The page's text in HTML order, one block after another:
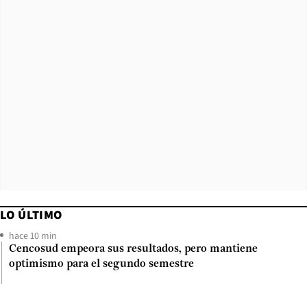
LO ÚLTIMO
hace 10 min
Cencosud empeora sus resultados, pero mantiene
optimismo para el segundo semestre